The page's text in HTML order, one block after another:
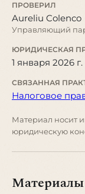
ПРОВЕРИЛ
Aureliu Colenco
Управляющий
ЮРИДИЧЕСКАЯ
1 января 2026 г.
СВЯЗАННАЯ
Налоговое
Материал носит
юридическую